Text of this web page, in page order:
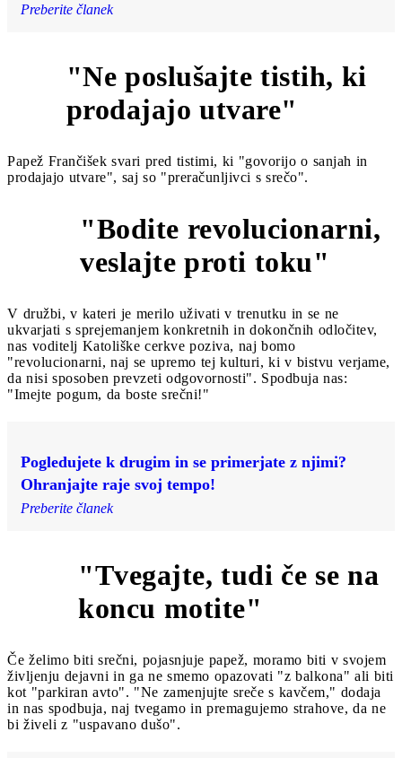
Preberite članek
"Ne poslušajte tistih, ki
prodajajo utvare"
Papež Frančišek svari pred tistimi, ki "govorijo o sanjah in
prodajajo utvare", saj so "preračunljivci s srečo".
"Bodite revolucionarni,
veslajte proti toku"
V družbi, v kateri je merilo uživati v trenutku in se ne
ukvarjati s sprejemanjem konkretnih in dokončnih odločitev,
nas voditelj Katoliške cerkve poziva, naj bomo
"revolucionarni, naj se upremo tej kulturi, ki v bistvu verjame,
da nisi sposoben prevzeti odgovornosti". Spodbuja nas:
"Imejte pogum, da boste srečni!"
Pogledujete k drugim in se primerjate z njimi?
Ohranjajte raje svoj tempo!
Preberite članek
"Tvegajte, tudi če se na
koncu motite"
Če želimo biti srečni, pojasnjuje papež, moramo biti v svojem
življenju dejavni in ga ne smemo opazovati "z balkona" ali biti
kot "parkiran avto". "Ne zamenjujte sreče s kavčem," dodaja
in nas spodbuja, naj tvegamo in premagujemo strahove, da ne
bi živeli z "uspavano dušo".